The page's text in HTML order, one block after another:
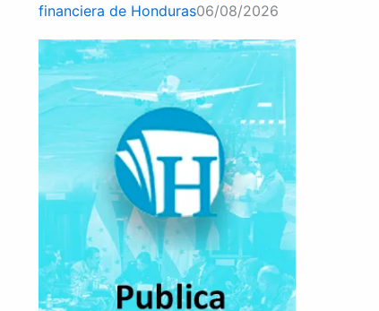
financiera de Honduras06/08/2026